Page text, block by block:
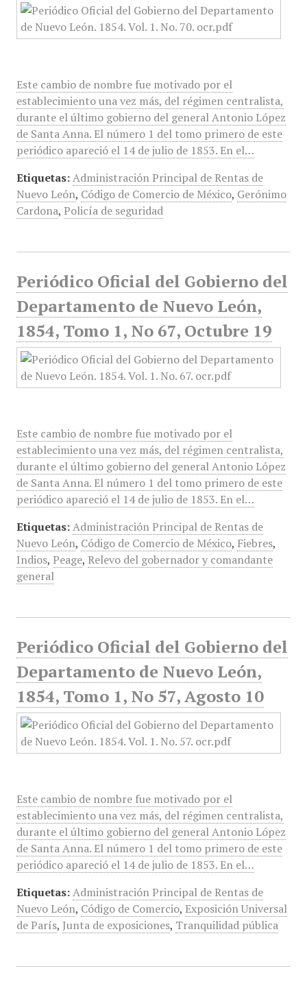
Este cambio de nombre fue motivado por el
establecimiento una vez más, del régimen centralista,
durante el último gobierno del general Antonio López
de Santa Anna. El número 1 del tomo primero de este
periódico apareció el 14 de julio de 1853. En el…
Etiquetas: Administración Principal de Rentas de
Nuevo León, Código de Comercio de México, Gerónimo
Cardona, Policía de seguridad
Periódico Oficial del Gobierno del
Departamento de Nuevo León,
1854, Tomo 1, No 67, Octubre 19
Este cambio de nombre fue motivado por el
establecimiento una vez más, del régimen centralista,
durante el último gobierno del general Antonio López
de Santa Anna. El número 1 del tomo primero de este
periódico apareció el 14 de julio de 1853. En el…
Etiquetas: Administración Principal de Rentas de
Nuevo León, Código de Comercio de México, Fiebres,
Indios, Peage, Relevo del gobernador y comandante
general
Periódico Oficial del Gobierno del
Departamento de Nuevo León,
1854, Tomo 1, No 57, Agosto 10
Este cambio de nombre fue motivado por el
establecimiento una vez más, del régimen centralista,
durante el último gobierno del general Antonio López
de Santa Anna. El número 1 del tomo primero de este
periódico apareció el 14 de julio de 1853. En el…
Etiquetas: Administración Principal de Rentas de
Nuevo León, Código de Comercio, Exposición Universal
de París, Junta de exposiciones, Tranquilidad pública